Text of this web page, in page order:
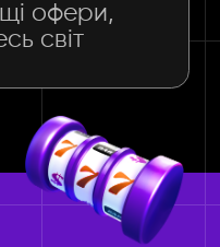
офери,
світ